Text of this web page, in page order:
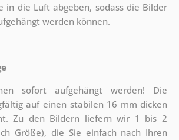
in die Luft abgeben, sodass die Bilder
werden können.
sofort aufgehängt werden! Die
auf einen stabilen 16 mm dicken
Zu den Bildern liefern wir 1 bis 2
Größe), die Sie einfach nach Ihren